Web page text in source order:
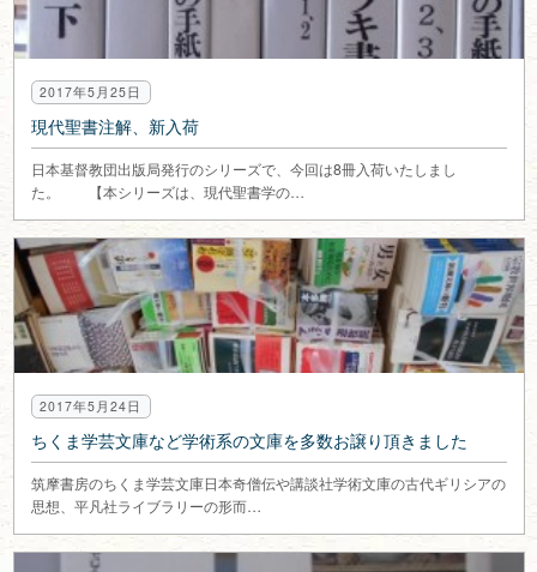
2017年5月25日
現代聖書注解、新入荷
日本基督教団出版局発行のシリーズで、今回は8冊入荷いたしまし
た。 【本シリーズは、現代聖書学の…
2017年5月24日
ちくま学芸文庫など学術系の文庫を多数お譲り頂きました
筑摩書房のちくま学芸文庫日本奇僧伝や講談社学術文庫の古代ギリシアの
思想、平凡社ライブラリーの形而…